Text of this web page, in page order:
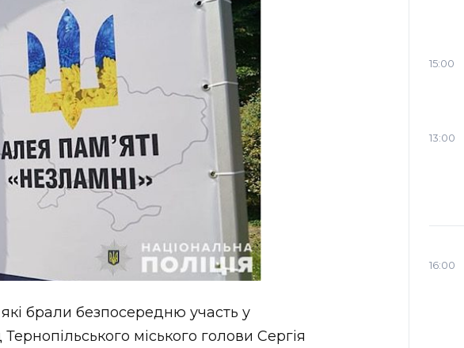
які брали безпосередню участь у
міського голови Сергія
15:00
13:00
16:00